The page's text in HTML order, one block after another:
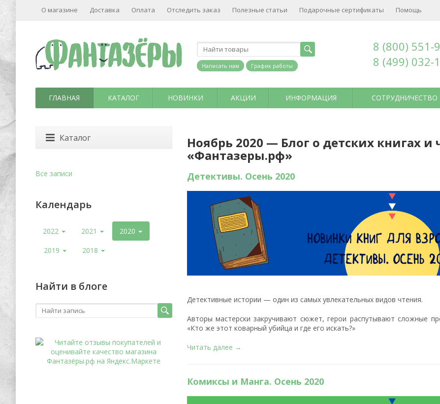
О магазине Доставка Оплата Отследить заказ Полезные статьи Подарочные сертификаты Помощь
Написать нам График работы
8 (800) 551-
8 (499) 032-
ГЛАВНАЯ КАТАЛОГ НОВИНКИ АКЦИИ ИНФОРМАЦИЯ СОТРУДНИЧЕСТВО
Ноябрь 2020 — Блог о детских книгах
«Фантазеры.рф»
Детективы. Осень 2020
Детективные истории — один из самых увлекательных видов чтения.
Авторы мастерски закручивают сюжет, герои распутывают сложные
«Кто же этот коварный убийца и где его искать?»
Читать далее →
Комиксы и Манга. Осень 2020
Каталог
Все записи
Календарь
2022 2021 2020
2019 2018
Найти в блоге